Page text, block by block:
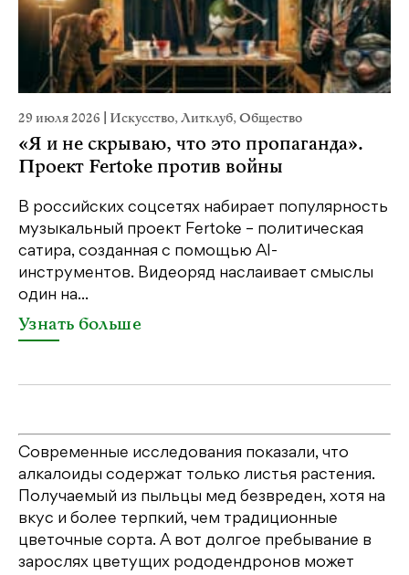
29 июля 2026 Искусство,Литклуб,Общество
«Я и не скрываю, что это пропаганда».
Проект Fertoke против войны
В российских соцсетях набирает популярность
музыкальный проект Fertoke – политическая
сатира, созданная с помощью AI-
инструментов. Видеоряд наслаивает смыслы
один на...
Узнать больше
Современные исследования показали, что
алкалоиды содержат только листья растения.
Получаемый из пыльцы мед безвреден, хотя на
вкус и более терпкий, чем традиционные
цветочные сорта. А вот долгое пребывание в
зарослях цветущих рододендронов может